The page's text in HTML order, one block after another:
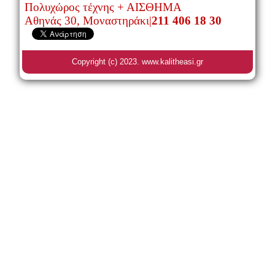
Πολυχώρος τέχνης + ΑΙΣΘΗΜΑ
Αθηνάς 30, Μοναστηράκι|211 406 18 30
Copyright (c) 2023. www.kalitheasi.gr